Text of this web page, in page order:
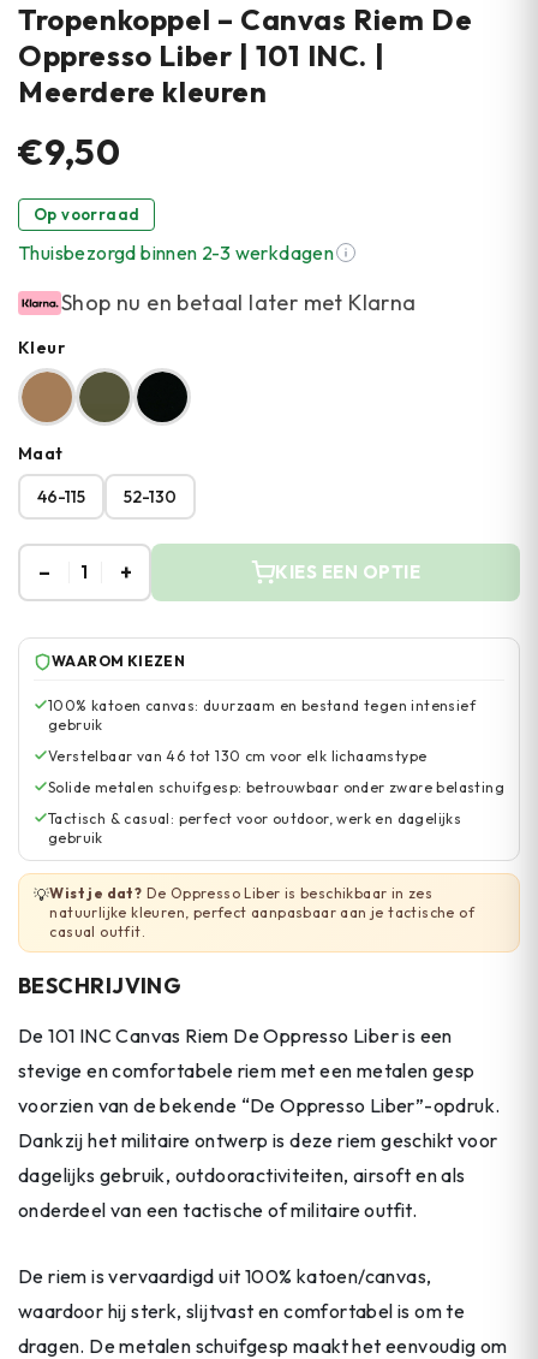
Tropenkoppel – Canvas Riem De
Oppresso Liber | 101 INC. |
Meerdere kleuren
€9,50
Op voorraad
Thuisbezorgd binnen 2-3 werkdagen
Shop nu en betaal later met Klarna
Kleur
Maat
46-115
52-130
– 1 + KIES EEN OPTIE
WAAROM KIEZEN
100% katoen canvas: duurzaam en bestand tegen intensief
gebruik
Verstelbaar van 46 tot 130 cm voor elk lichaamstype
Solide metalen schuifgesp: betrouwbaar onder zware belasting
Tactisch & casual: perfect voor outdoor, werk en dagelijks
gebruik
💡Wist je dat? De Oppresso Liber is beschikbaar in zes
natuurlijke kleuren, perfect aanpasbaar aan je tactische of
casual outfit.
BESCHRIJVING
De 101 INC Canvas Riem De Oppresso Liber is een
stevige en comfortabele riem met een metalen gesp
voorzien van de bekende “De Oppresso Liber”-opdruk.
Dankzij het militaire ontwerp is deze riem geschikt voor
dagelijks gebruik, outdooractiviteiten, airsoft en als
onderdeel van een tactische of militaire outfit.
De riem is vervaardigd uit 100% katoen/canvas,
waardoor hij sterk, slijtvast en comfortabel is om te
dragen. De metalen schuifgesp maakt het eenvoudig om